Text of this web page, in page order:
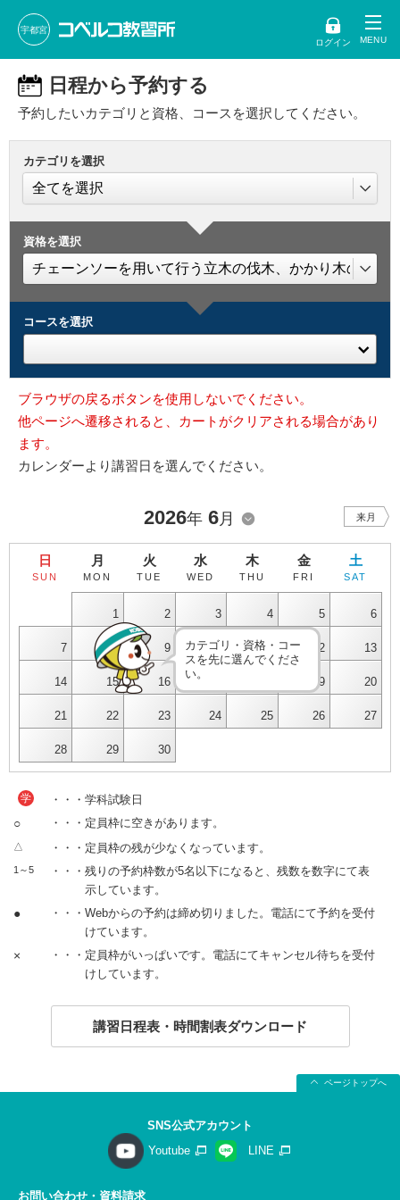
宇都宮
ログイン
日程から予約する
予約したいカテゴリと資格、コースを選択してください。
カテゴリを選択
資格を選択
コースを選択
ブラウザの戻るボタンを使用しないでください。
他ページへ遷移されると、カートがクリアされる場合があり
ます。
カレンダーより講習日を選んでください。
2026年 6月 来月
日
SUN
月
MON
火
TUE
水
WED
木
THU
金
FRI
土
SAT
1 2 3 4 5 6
7 8 9 10 11 12 13
14 15 16 19 20
21 22 23 24 25 26 27
28 29 30
カテゴリ・資格・コー
スを先に選んでくださ
い。
学 ・・・学科試験日
○ ・・・定員枠に空きがあります。
△ ・・・定員枠の残が少なくなっています。
1～5
・・・残りの予約枠数が5名以下になると、残数を数字にて表
示しています。
●
・・・Webからの予約は締め切りました。電話にて予約を受付
けています。
×
・・・定員枠がいっぱいです。電話にてキャンセル待ちを受付
けしています。
講習日程表・時間割表ダウンロード
ページトップへ
SNS公式アカウント
Youtube
LINE
お問い合わせ・資料請求